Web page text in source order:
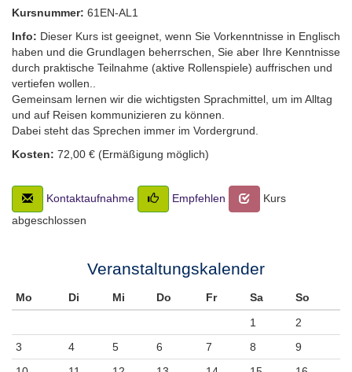
Kursnummer: 61EN-AL1
Info: Dieser Kurs ist geeignet, wenn Sie Vorkenntnisse in Englisch
haben und die Grundlagen beherrschen, Sie aber Ihre Kenntnisse
durch praktische Teilnahme (aktive Rollenspiele) auffrischen und
vertiefen wollen..
Gemeinsam lernen wir die wichtigsten Sprachmittel, um im Alltag
und auf Reisen kommunizieren zu können.
Dabei steht das Sprechen immer im Vordergrund.
Kosten: 72,00 € (Ermäßigung möglich)
Kontaktaufnahme Empfehlen
Kurs
abgeschlossen
Veranstaltungskalender
Mo Di Mi Do Fr Sa
So
1
2
3
4 5 6 7 8
9